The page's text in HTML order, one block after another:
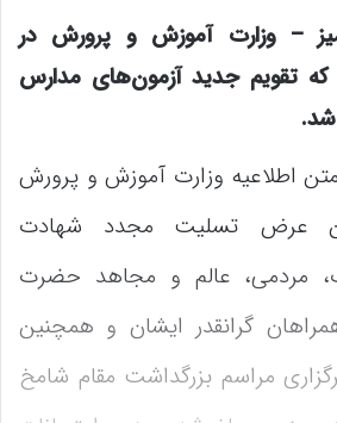
– وزارت آموزش و پرورش در
که تقویم جدید آزمون‌های مدارس
شد.
اطلاعیه وزارت آموزش و پرورش
عرض تسلیت مجدد شهادت
مردمی، عالم و مجاهد حضرت
گرانقدر ایشان و همچنین
مراسم بزرگداشت مقام شامخ